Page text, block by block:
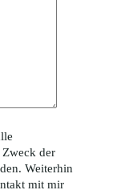
Zweck der
Weiterhin
mit mir